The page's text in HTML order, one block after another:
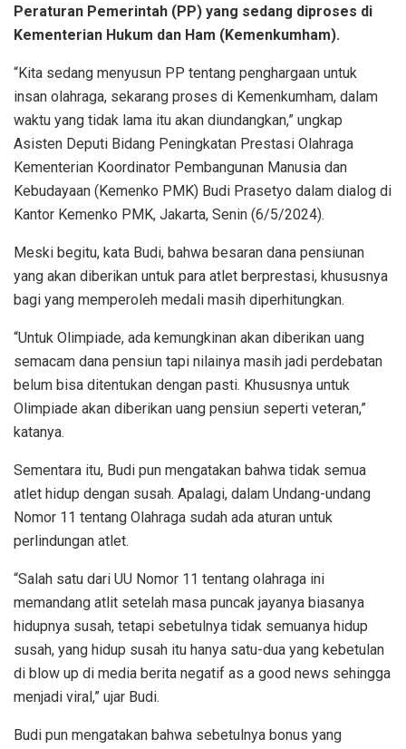
Peraturan Pemerintah (PP) yang sedang diproses di
Kementerian Hukum dan Ham (Kemenkumham).
“Kita sedang menyusun PP tentang penghargaan untuk
insan olahraga, sekarang proses di Kemenkumham, dalam
waktu yang tidak lama itu akan diundangkan,” ungkap
Asisten Deputi Bidang Peningkatan Prestasi Olahraga
Kementerian Koordinator Pembangunan Manusia dan
Kebudayaan (Kemenko PMK) Budi Prasetyo dalam dialog di
Kantor Kemenko PMK, Jakarta, Senin (6/5/2024).
Meski begitu, kata Budi, bahwa besaran dana pensiunan
yang akan diberikan untuk para atlet berprestasi, khususnya
bagi yang memperoleh medali masih diperhitungkan.
“Untuk Olimpiade, ada kemungkinan akan diberikan uang
semacam dana pensiun tapi nilainya masih jadi perdebatan
belum bisa ditentukan dengan pasti. Khususnya untuk
Olimpiade akan diberikan uang pensiun seperti veteran,”
katanya.
Sementara itu, Budi pun mengatakan bahwa tidak semua
atlet hidup dengan susah. Apalagi, dalam Undang-undang
Nomor 11 tentang Olahraga sudah ada aturan untuk
perlindungan atlet.
“Salah satu dari UU Nomor 11 tentang olahraga ini
memandang atlit setelah masa puncak jayanya biasanya
hidupnya susah, tetapi sebetulnya tidak semuanya hidup
susah, yang hidup susah itu hanya satu-dua yang kebetulan
di blow up di media berita negatif as a good news sehingga
menjadi viral,” ujar Budi.
Budi pun mengatakan bahwa sebetulnya bonus yang